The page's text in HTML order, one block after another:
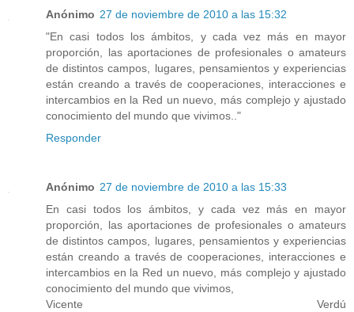
Anónimo 27 de noviembre de 2010 a las 15:32
"En casi todos los ámbitos, y cada vez más en mayor
proporción, las aportaciones de profesionales o amateurs
de distintos campos, lugares, pensamientos y experiencias
están creando a través de cooperaciones, interacciones e
intercambios en la Red un nuevo, más complejo y ajustado
conocimiento del mundo que vivimos.."
Responder
Anónimo 27 de noviembre de 2010 a las 15:33
En casi todos los ámbitos, y cada vez más en mayor
proporción, las aportaciones de profesionales o amateurs
de distintos campos, lugares, pensamientos y experiencias
están creando a través de cooperaciones, interacciones e
intercambios en la Red un nuevo, más complejo y ajustado
conocimiento del mundo que vivimos,
Vicente Verdú